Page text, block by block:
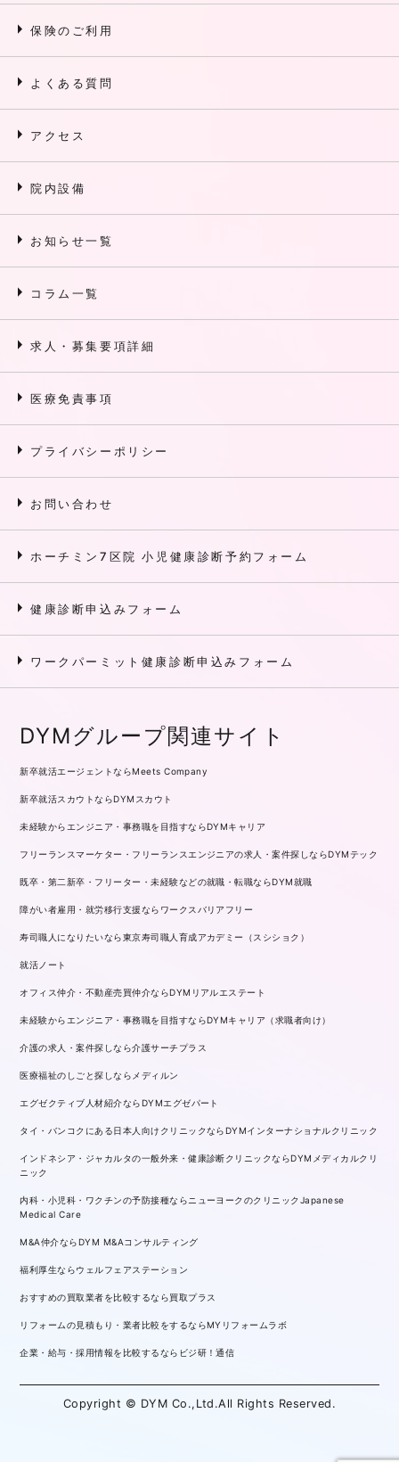
arrow_right 保険のご利用
arrow_right よくある質問
arrow_right アクセス
arrow_right 院内設備
arrow_right お知らせ一覧
arrow_right コラム一覧
arrow_right 求人・募集要項詳細
arrow_right 医療免責事項
arrow_right プライバシーポリシー
arrow_right お問い合わせ
arrow_right ホーチミン7区院 小児健康診断予約フォーム
arrow_right 健康診断申込みフォーム
arrow_right ワークパーミット健康診断申込みフォーム
DYMグループ関連サイト
新卒就活エージェントならMeets Company
新卒就活スカウトならDYMスカウト
未経験からエンジニア・事務職を目指すならDYMキャリア
フリーランスマーケター・フリーランスエンジニアの求人・案件探しならDYMテック
既卒・第二新卒・フリーター・未経験などの就職・転職ならDYM就職
障がい者雇用・就労移行支援ならワークスバリアフリー
寿司職人になりたいなら東京寿司職人育成アカデミー（スシショク）
就活ノート
オフィス仲介・不動産売買仲介ならDYMリアルエステート
未経験からエンジニア・事務職を目指すならDYMキャリア（求職者向け）
介護の求人・案件探しなら介護サーチプラス
医療福祉のしごと探しならメディルン
エグゼクティブ人材紹介ならDYMエグゼパート
タイ・バンコクにある日本人向けクリニックならDYMインターナショナルクリニック
インドネシア・ジャカルタの一般外来・健康診断クリニックならDYMメディカルクリ
ニック
内科・小児科・ワクチンの予防接種ならニューヨークのクリニックJapanese
Medical Care
M&A仲介ならDYM M&Aコンサルティング
福利厚生ならウェルフェアステーション
おすすめの買取業者を比較するなら買取プラス
リフォームの見積もり・業者比較をするならMYリフォームラボ
企業・給与・採用情報を比較するならビジ研！通信
Copyright © DYM Co.,Ltd.All Rights Reserved.